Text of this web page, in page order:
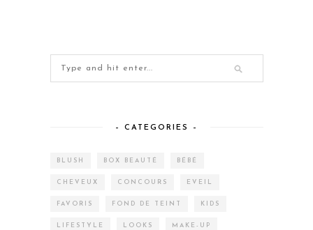
– CATEGORIES –
BLUSH BOX BEAUTÉ BÉBÉ
CHEVEUX CONCOURS EVEIL
FAVORIS FOND DE TEINT KIDS
LIFESTYLE LOOKS MAKE-UP